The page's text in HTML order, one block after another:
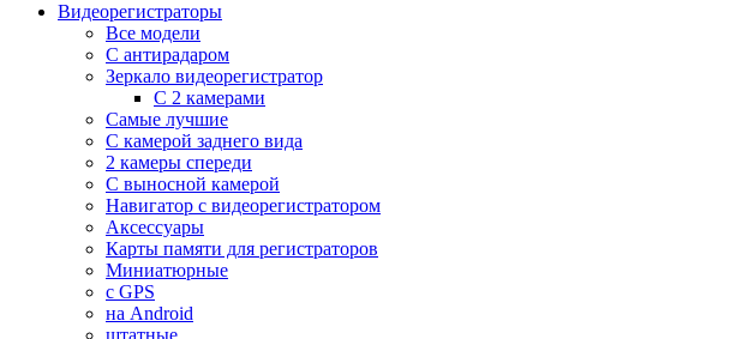
Видеорегистраторы
Все модели
C антирадаром
Зеркало видеорегистратор
С 2 камерами
Самые лучшие
С камерой заднего вида
2 камеры спереди
С выносной камерой
Навигатор с видеорегистратором
Аксессуары
Карты памяти для регистраторов
Миниатюрные
с GPS
на Android
штатные